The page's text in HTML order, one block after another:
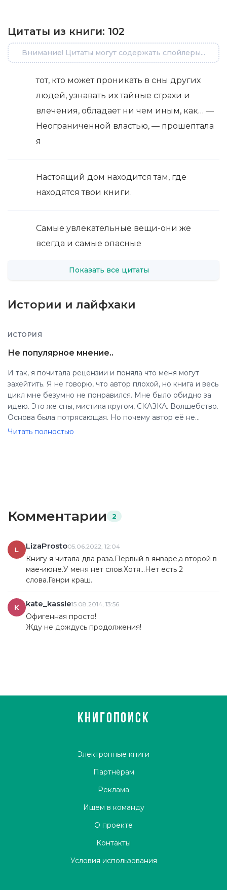
Цитаты из книги: 102
Внимание! Цитаты могут содержать спойлеры...
тот, кто может проникать в сны других
людей, узнавать их тайные страхи и
влечения, обладает ни чем иным, как… —
Неограниченной властью, — прошептала
я
Настоящий дом находится там, где
находятся твои книги.
Самые увлекательные вещи-они же
всегда и самые опасные
Показать все цитаты
Истории и лайфхаки
ИСТОРИЯ
Не популярное мнение..
И так, я почитала рецензии и поняла что меня могут
захейтить. Я не говорю, что автор плохой, но книга и весь
цикл мне безумно не понравился. Мне было обидно за
идею. Это же сны, мистика кругом, СКАЗКА. Волшебство.
Основа была потрясающая. Но почему автор её не
довёл? Кристин Гир то ли забыла, то ли не продумала, я
конце. Данная серия отбила желание читать на долгое
чтения. Лучше бы не читала!
Читать полностью
Комментарии 2
L LizaProsto05.06.2022, 12:04
Книгу я читала два раза.Первый в январе,а второй в
мае-июне.У меня нет слов.Хотя...Нет есть 2
слова.Генри краш.
K kate_kassie15.08.2014, 13:56
Офигенная просто!
Жду не дождусь продолжения!
КНИГОПОИСК
Электронные книги
Партнёрам
Реклама
Ищем в команду
О проекте
Контакты
Условия использования